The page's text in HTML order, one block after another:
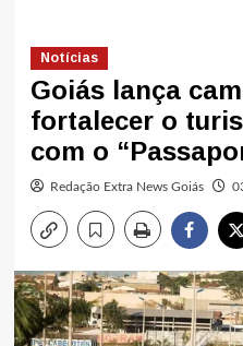
Notícias
Goiás lança
fortalecer o
com o
Redação Extra News Goiás